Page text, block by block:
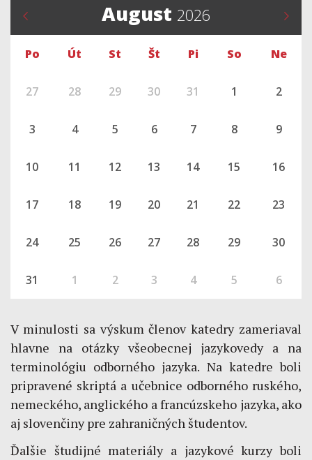
August 2026
Po Út St Št Pi So Ne
27 28 29 30 31 1 2
3 4 5 6 7 8 9
10 11 12 13 14 15 16
17 18 19 20 21 22 23
24 25 26 27 28 29 30
31 1 2 3 4 5 6
V minulosti sa výskum členov katedry zameriaval
hlavne na otázky všeobecnej jazykovedy a na
terminológiu odborného jazyka. Na katedre boli
pripravené skriptá a učebnice odborného ruského,
nemeckého, anglického a francúzskeho jazyka, ako
aj slovenčiny pre zahraničných študentov.
Ďalšie študijné materiály a jazykové kurzy boli